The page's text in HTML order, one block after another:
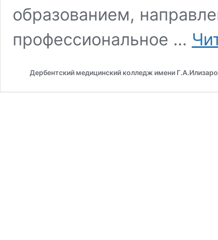
образованием,
профессиональное …
Дербентский медицинский колледж имени